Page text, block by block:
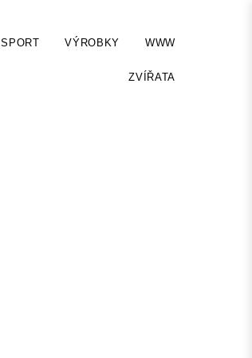
SPORT VÝROBKY WWW
ZVÍŘATA